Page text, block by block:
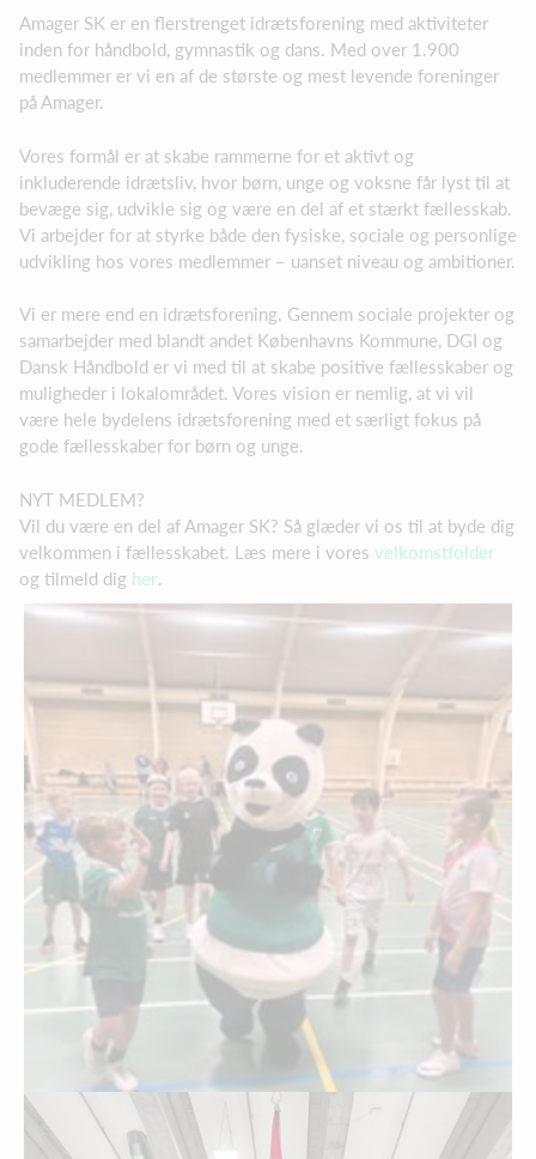
Amager SK er en flerstrenget idrætsforening med aktiviteter
inden for håndbold, gymnastik og dans. Med over 1.900
medlemmer er vi en af de største og mest levende foreninger
på Amager.
Vores formål er at skabe rammerne for et aktivt og
inkluderende idrætsliv, hvor børn, unge og voksne får lyst til at
bevæge sig, udvikle sig og være en del af et stærkt fællesskab.
Vi arbejder for at styrke både den fysiske, sociale og personlige
udvikling hos vores medlemmer – uanset niveau og ambitioner.
Vi er mere end en idrætsforening. Gennem sociale projekter og
samarbejder med blandt andet Københavns Kommune, DGI og
Dansk Håndbold er vi med til at skabe positive fællesskaber og
muligheder i lokalområdet. Vores vision er nemlig, at vi vil
være hele bydelens idrætsforening med et særligt fokus på
gode fællesskaber for børn og unge.
NYT MEDLEM?
Vil du være en del af Amager SK? Så glæder vi os til at byde dig
velkommen i fællesskabet. Læs mere i vores velkomstfolder
og tilmeld dig her